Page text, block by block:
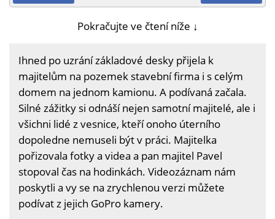
Pokračujte ve čtení níže ↓
Ihned po uzrání základové desky přijela k
majitelům na pozemek stavební firma i s celým
domem na jednom kamionu. A podívaná začala.
Silné zážitky si odnáší nejen samotní majitelé, ale i
všichni lidé z vesnice, kteří onoho úterního
dopoledne nemuseli být v práci. Majitelka
pořizovala fotky a videa a pan majitel Pavel
stopoval čas na hodinkách. Videozáznam nám
poskytli a vy se na zrychlenou verzi můžete
podívat z jejich GoPro kamery.